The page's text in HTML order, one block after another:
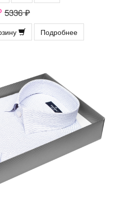
5336 ₽
Подробнее